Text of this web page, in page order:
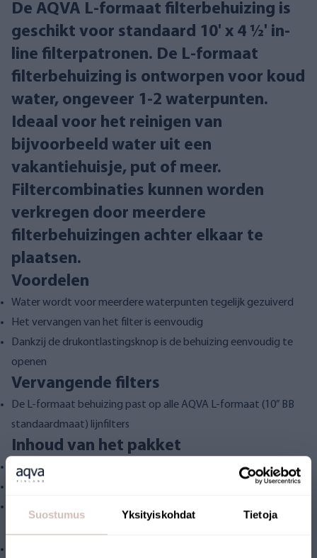
Suostumus Yksityiskohdat Tietoja
De AQVA L-formaat filterbehuizing is
geschikt voor standaard 10' x 4 ½' in-
line filterpatronen. De L-formaat
filterbehuizing is ontworpen voor koud
water, ongeveer 1-2 waterpunten.
Ideaal voor het reinigen van
bijvoorbeeld water uit een
vakantiehuisje, put of meer.
Filtercombinaties kunnen worden
verkregen door meerdere
filterbehuizingen achter elkaar te
plaatsen.
Voordelen
Water wordt voor meerdere waterpunten tegelijk gezuiverd
Het vervangen van het filter is eenvoudig
Dankzij de drukontlastingsknop is de behuizing eenvoudig te
openen
Vervangende filters
De L-formaat behuizing past op alle AQVA L-formaat (10” BB
standaardmaat) lijnfilters
Inhoud van het pakket
Filterbehuizing